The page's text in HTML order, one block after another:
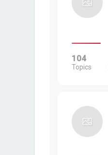
104
Topics